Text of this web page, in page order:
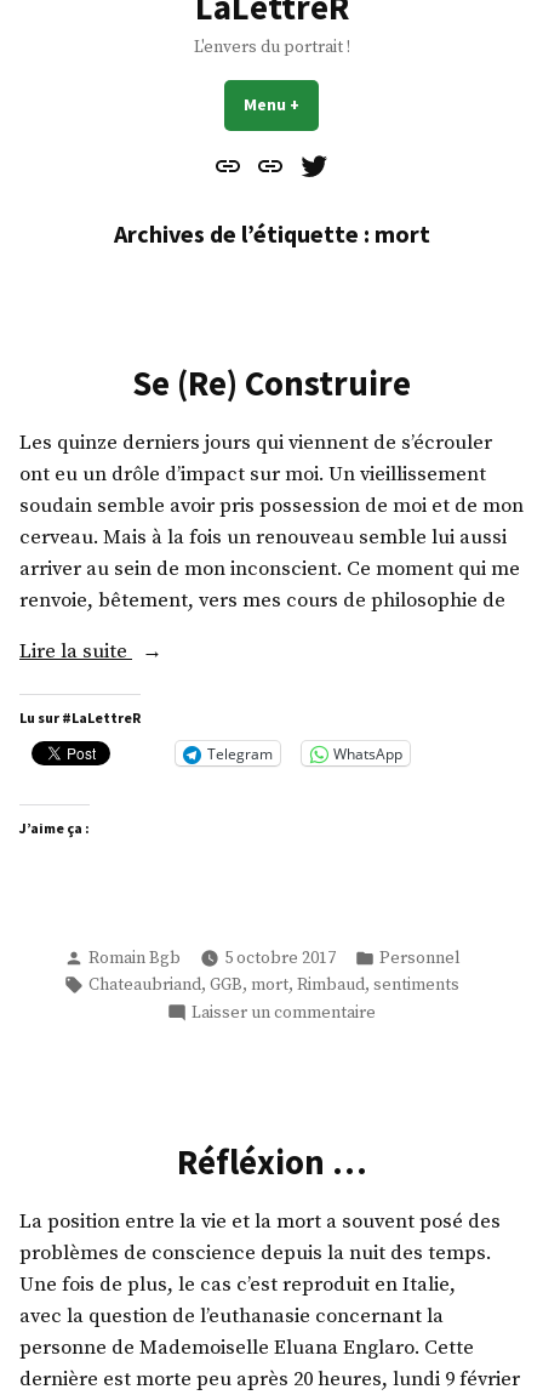
L'envers du portrait !
Menu +
Contact
À
Mes
Archives de l’étiquette : mort
Se (Re) Construire
Les quinze derniers jours qui viennent de s’écrouler
ont eu un drôle d’impact sur moi. Un vieillissement
soudain semble avoir pris possession de moi et de mon
cerveau. Mais à la fois un renouveau semble lui aussi
arriver au sein de mon inconscient. Ce moment qui me
renvoie, bêtement, vers mes cours de philosophie de
Lire la suite
« Se
Construire »
Lu sur #LaLettreR
Telegram WhatsApp
J’aime ça :
Publié
par
Romain Bgb 5 octobre 2017
Publié
dans
Personnel
Étiquettes :
Chateaubriand, GGB, mort, Rimbaud, sentiments
Laisser un commentaire
Réfléxion …
La position entre la vie et la mort a souvent posé des
problèmes de conscience depuis la nuit des temps.
Une fois de plus, le cas c’est reproduit en Italie,
avec la question de l’euthanasie concernant la
personne de Mademoiselle Eluana Englaro. Cette
dernière est morte peu après 20 heures, lundi 9 février